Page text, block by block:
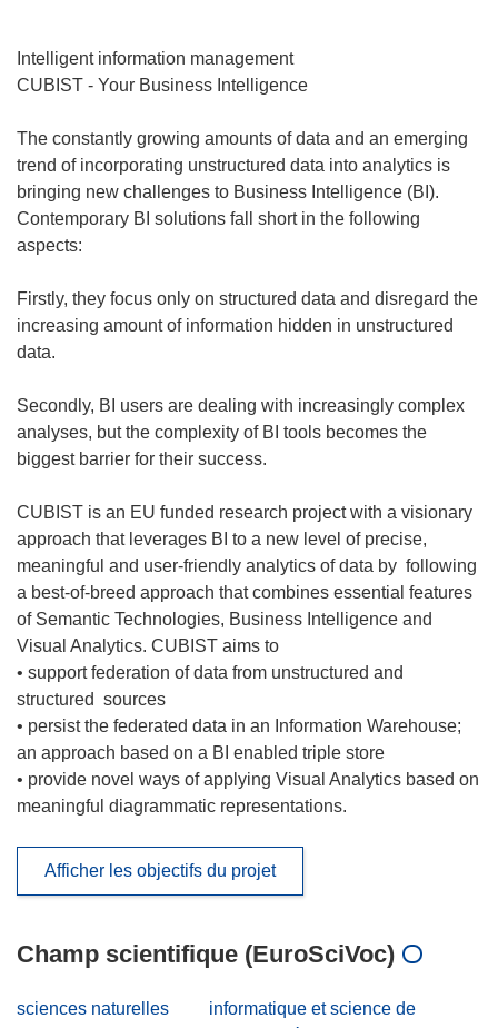
Intelligent information management
CUBIST - Your Business Intelligence
The constantly growing amounts of data and an emerging
trend of incorporating unstructured data into analytics is
bringing new challenges to Business Intelligence (BI).
Contemporary BI solutions fall short in the following
aspects:
Firstly, they focus only on structured data and disregard the
increasing amount of information hidden in unstructured
data.
Secondly, BI users are dealing with increasingly complex
analyses, but the complexity of BI tools becomes the
biggest barrier for their success.
CUBIST is an EU funded research project with a visionary
approach that leverages BI to a new level of precise,
meaningful and user-friendly analytics of data by following
a best-of-breed approach that combines essential features
of Semantic Technologies, Business Intelligence and
Visual Analytics. CUBIST aims to
• support federation of data from unstructured and
structured sources
• persist the federated data in an Information Warehouse;
an approach based on a BI enabled triple store
• provide novel ways of applying Visual Analytics based on
meaningful diagrammatic representations.
Afficher les objectifs du projet
Champ scientifique (EuroSciVoc)
sciences naturelles
informatique et science de